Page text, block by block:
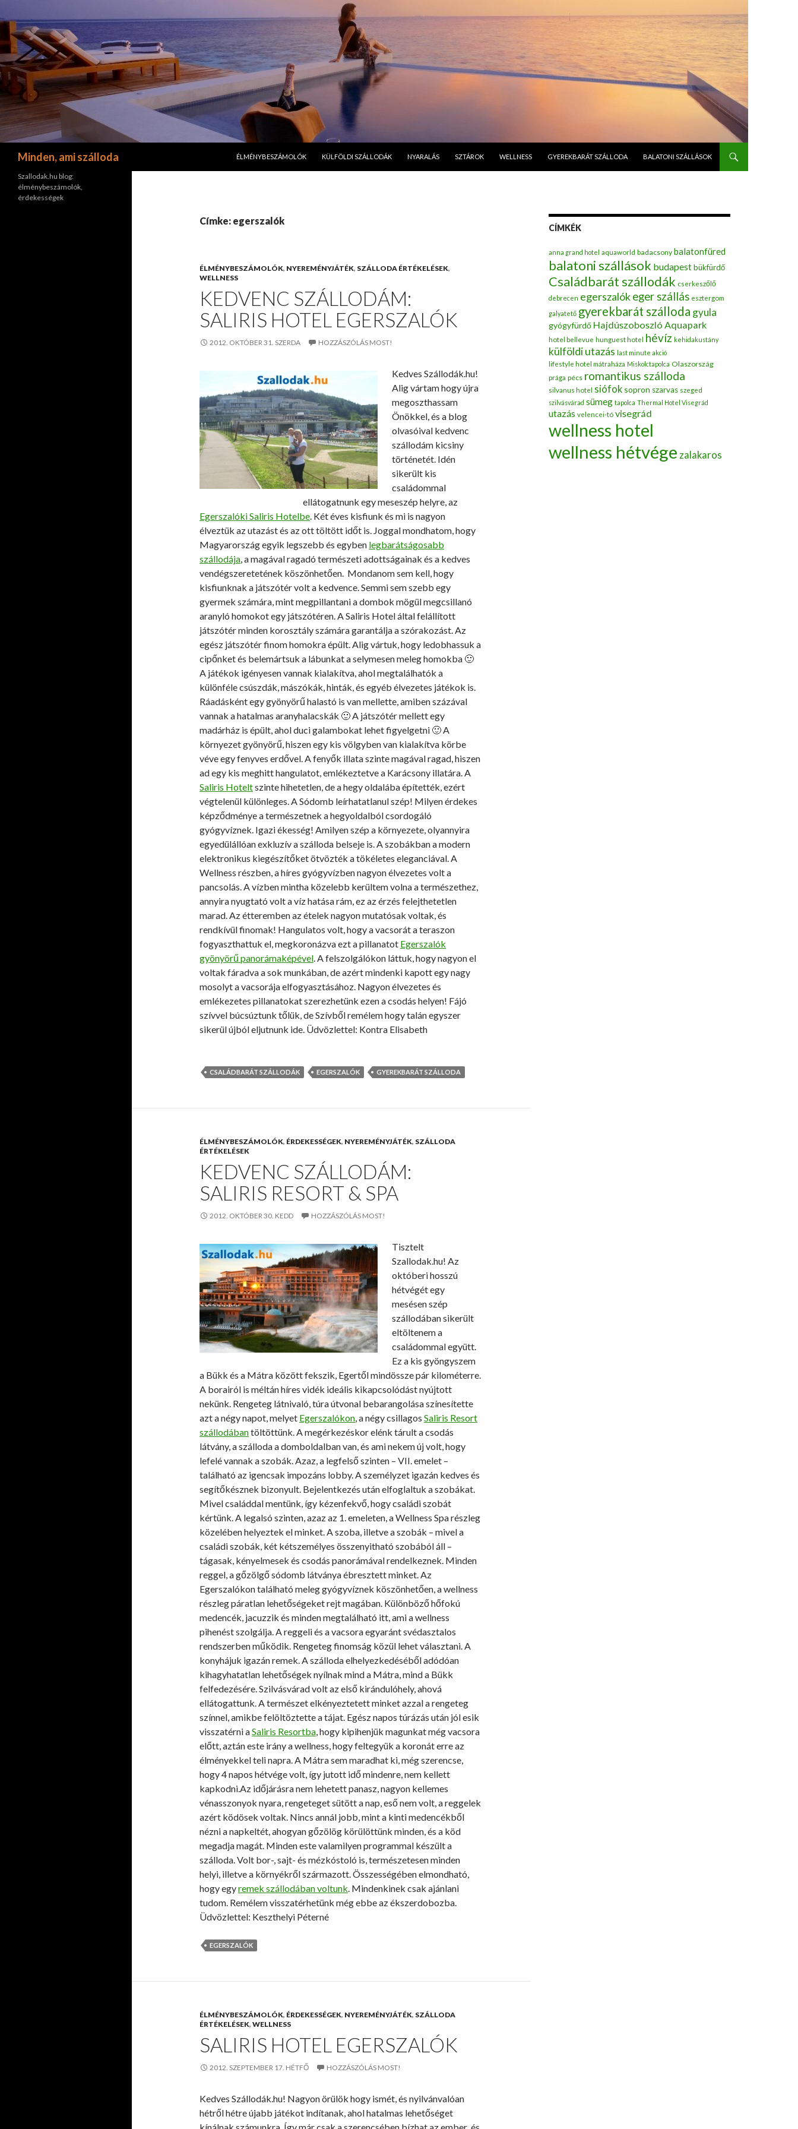
Minden, ami szálloda
ÉLMÉNYBESZÁMOLÓK
KÜLFÖLDI SZÁLLODÁK NYARALÁS SZTÁROK WELLNESS GYEREKBARÁT SZÁLLODA BALATONI SZÁLLÁSOK
Címke: egerszalók
ÉLMÉNYBESZÁMOLÓK, NYEREMÉNYJÁTÉK, SZÁLLODA ÉRTÉKELÉSEK,
WELLNESS
KEDVENC SZÁLLODÁM:
SALIRIS HOTEL EGERSZALÓK
2012. OKTÓBER 31. SZERDA HOZZÁSZÓLÁS MOST!
Kedves Szállodák.hu!
Alig vártam hogy újra
megoszthassam
Önökkel, és a blog
olvasóival kedvenc
szállodám kicsiny
történetét. Idén
sikerült kis
családommal
ellátogatnunk egy meseszép helyre, az
Egerszalóki Saliris Hotelbe. Két éves kisfiunk és mi is nagyon
élveztük az utazást és az ott töltött időt is. Joggal mondhatom, hogy
Magyarország egyik legszebb és egyben legbarátságosabb
szállodája, a magával ragadó természeti adottságainak és a kedves
vendégszeretetének köszönhetően. Mondanom sem kell, hogy
kisfiunknak a játszótér volt a kedvence. Semmi sem szebb egy
gyermek számára, mint megpillantani a dombok mögül megcsillanó
aranyló homokot egy játszótéren. A Saliris Hotel által felállított
játszótér minden korosztály számára garantálja a szórakozást. Az
egész játszótér finom homokra épült. Alig vártuk, hogy ledobhassuk a
cipőnket és belemártsuk a lábunkat a selymesen meleg homokba 🙂
A játékok igényesen vannak kialakítva, ahol megtalálhatók a
különféle csúszdák, mászókák, hinták, és egyéb élvezetes játékok is.
Ráadásként egy gyönyörű halastó is van mellette, amiben százával
vannak a hatalmas aranyhalacskák 🙂 A játszótér mellett egy
madárház is épült, ahol duci galambokat lehet figyelgetni 🙂 A
környezet gyönyörű, hiszen egy kis völgyben van kialakítva körbe
véve egy fenyves erdővel. A fenyők illata szinte magával ragad, hiszen
ad egy kis meghitt hangulatot, emlékeztetve a Karácsony illatára. A
Saliris Hoteltszinte hihetetlen, de a hegy oldalába építették, ezért
végtelenül különleges. A Sódomb leírhatatlanul szép! Milyen érdekes
képződménye a természetnek a hegyoldalból csordogáló
gyógyvíznek. Igazi ékesség! Amilyen szép a környezete, olyannyira
egyedülállóan exkluzív a szálloda belseje is. A szobákban a modern
elektronikus kiegészítőket ötvözték a tökéletes eleganciával. A
Wellness részben, a híres gyógyvízben nagyon élvezetes volt a
pancsolás. A vízben mintha közelebb kerültem volna a természethez,
annyira nyugtató volt a víz hatása rám, ez az érzés felejthetetlen
marad. Az étteremben az ételek nagyon mutatósak voltak, és
rendkívül finomak! Hangulatos volt, hogy a vacsorát a teraszon
fogyaszthattuk el, megkoronázva ezt a pillanatot Egerszalók
gyönyörű panorámaképével. A felszolgálókon láttuk, hogy nagyon el
voltak fáradva a sok munkában, de azért mindenki kapott egy nagy
mosolyt a vacsorája elfogyasztásához. Nagyon élvezetes és
emlékezetes pillanatokat szerezhetünk ezen a csodás helyen! Fájó
szívvel búcsúztunk tőlük, de Szívből remélem hogy talán egyszer
sikerül újból eljutnunk ide. Üdvözlettel: Kontra Elisabeth
CSALÁDBARÁT SZÁLLODÁK EGERSZALÓK GYEREKBARÁT SZÁLLODA
ÉLMÉNYBESZÁMOLÓK, ÉRDEKESSÉGEK, NYEREMÉNYJÁTÉK, SZÁLLODA
ÉRTÉKELÉSEK
KEDVENC SZÁLLODÁM:
SALIRIS RESORT & SPA
2012. OKTÓBER 30. KEDD HOZZÁSZÓLÁS MOST!
Tisztelt
Szallodak.hu! Az
októberi hosszú
hétvégét egy
mesésen szép
szállodában sikerült
eltöltenem a
családommal együtt.
Ez a kis gyöngyszem
a Bükk és a Mátra között fekszik, Egertől mindössze pár kilométerre.
A borairól is méltán híres vidék ideális kikapcsolódást nyújtott
nekünk. Rengeteg látnivaló, túra útvonal bebarangolása színesítette
azt a négy napot, melyet Egerszalókon, a négy csillagos Saliris Resort
szállodábantöltöttünk. A megérkezéskor elénk tárult a csodás
látvány, a szálloda a domboldalban van, és ami nekem új volt, hogy
lefelé vannak a szobák. Azaz, a legfelső szinten – VII. emelet –
található az igencsak impozáns lobby. A személyzet igazán kedves és
segítőkésznek bizonyult. Bejelentkezés után elfoglaltuk a szobákat.
Mivel családdal mentünk, így kézenfekvő, hogy családi szobát
kértünk. A legalsó szinten, azaz az 1. emeleten, a Wellness Spa részleg
közelében helyeztek el minket. A szoba, illetve a szobák – mivel a
családi szobák, két kétszemélyes összenyitható szobából áll –
tágasak, kényelmesek és csodás panorámával rendelkeznek. Minden
reggel, a gőzölgő sódomb látványa ébresztett minket. Az
Egerszalókon található meleg gyógyvíznek köszönhetően, a wellness
részleg páratlan lehetőségeket rejt magában. Különböző hőfokú
medencék, jacuzzik és minden megtalálható itt, ami a wellness
pihenést szolgálja. A reggeli és a vacsora egyaránt svédasztalos
rendszerben működik. Rengeteg finomság közül lehet választani. A
konyhájuk igazán remek. A szálloda elhelyezkedéséből adódóan
kihagyhatatlan lehetőségek nyílnak mind a Mátra, mind a Bükk
felfedezésére. Szilvásvárad volt az első kirándulóhely, ahová
ellátogattunk. A természet elkényeztetett minket azzal a rengeteg
színnel, amikbe felöltöztette a tájat. Egész napos túrázás után jól esik
visszatérni aSaliris Resortba, hogy kipihenjük magunkat még vacsora
előtt, aztán este irány a wellness, hogy feltegyük a koronát erre az
élményekkel teli napra. A Mátra sem maradhat ki, még szerencse,
hogy 4 napos hétvége volt, így jutott idő mindenre, nem kellett
kapkodni.Az időjárásra nem lehetett panasz, nagyon kellemes
vénasszonyok nyara, rengeteget sütött a nap, eső nem volt, a reggelek
azért ködösek voltak. Nincs annál jobb, mint a kinti medencékből
nézni a napkeltét, ahogyan gőzölög körülöttünk minden, és a köd
megadja magát. Minden este valamilyen programmal készült a
szálloda. Volt bor-, sajt- és mézkóstoló is, természetesen minden
helyi, illetve a környékről származott. Összességében elmondható,
hogy egyremek szállodában voltunk. Mindenkinek csak ajánlani
tudom. Remélem visszatérhetünk még ebbe az ékszerdobozba.
Üdvözlettel: Keszthelyi Péterné
EGERSZALÓK
ÉLMÉNYBESZÁMOLÓK, ÉRDEKESSÉGEK, NYEREMÉNYJÁTÉK, SZÁLLODA
ÉRTÉKELÉSEK, WELLNESS
SALIRIS HOTEL EGERSZALÓK
2012. SZEPTEMBER 17. HÉTFŐ HOZZÁSZÓLÁS MOST!
Kedves Szállodák.hu! Nagyon örülök hogy ismét, és nyilvánvalóan
hétről hétre újabb játékot indítanak, ahol hatalmas lehetőséget
CÍMKÉK
anna grand hotel aquaworld badacsony balatonfüred
balatoni szállások budapestbükfürdő
Családbarát szállodák cserkeszőlő
debrecen egerszalókeger szállás esztergom
galyatető gyerekbarát szálloda gyula
gyógyfürdő Hajdúszoboszló Aquapark
hotel bellevue hunguest hotel hévíz kehidakustány
külföldi utazás last minute akció
lifestyle hotel mátraháza Miskolctapolca Olaszország
prága pécs romantikus szálloda
silvanus hotel siófok sopron szarvas szeged
szilvásvárad sümeg tapolca Thermal Hotel Visegrád
utazás velencei-tó visegrád
wellness hotel
wellness hétvége zalakaros
Szallodak.hu blog:
élménybeszámolók,
érdekességek